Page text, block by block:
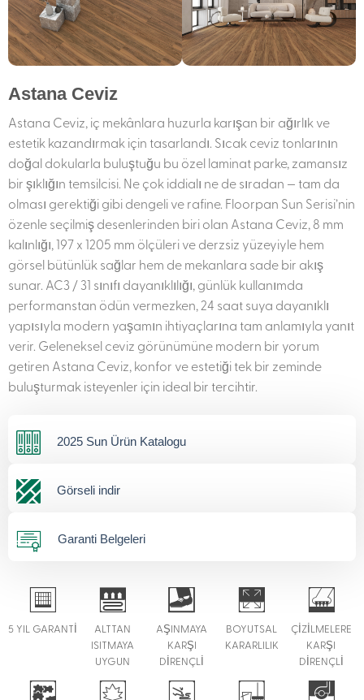
Astana Ceviz
Astana Ceviz, iç mekânlara huzurla karışan bir ağırlık ve
estetik kazandırmak için tasarlandı. Sıcak ceviz tonlarının
doğal dokularla buluştuğu bu özel laminat parke, zamansız
bir şıklığın temsilcisi. Ne çok iddialı ne de sıradan — tam da
olması gerektiği gibi dengeli ve rafine. Floorpan Sun Serisi’nin
özenle seçilmiş desenlerinden biri olan Astana Ceviz, 8 mm
kalınlığı, 197 x 1205 mm ölçüleri ve derzsiz yüzeyiyle hem
görsel bütünlük sağlar hem de mekanlara sade bir akış
sunar. AC3 / 31 sınıfı dayanıklılığı, günlük kullanımda
performanstan ödün vermezken, 24 saat suya dayanıklı
yapısıyla modern yaşamın ihtiyaçlarına tam anlamıyla yanıt
verir. Geleneksel ceviz görünümüne modern bir yorum
getiren Astana Ceviz, konfor ve estetiği tek bir zeminde
buluşturmak isteyenler için ideal bir tercihtir.
2025 Sun Ürün Katalogu
Görseli indir
Garanti Belgeleri
5 YIL GARANTİ
ALTTAN
ISITMAYA
UYGUN
AŞINMAYA
KARŞI
DİRENÇLİ
BOYUTSAL
KARARLILIK
ÇİZİLMELERE
KARŞI
DİRENÇLİ